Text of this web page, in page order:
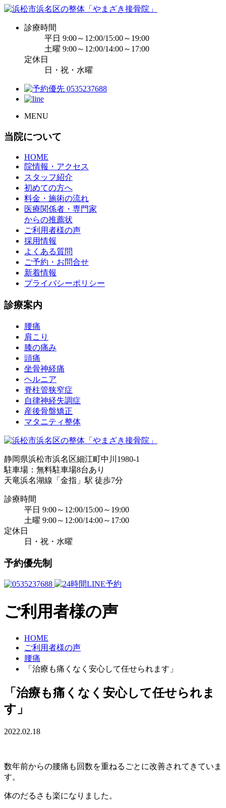
診療時間
平日 9:00～12:00/15:00～19:00
土曜 9:00～12:00/14:00～17:00
定休日
日・祝・水曜
MENU
当院について
HOME
院情報・アクセス
スタッフ紹介
初めての方へ
料金・施術の流れ
医療関係者・専門家
からの推薦状
ご利用者様の声
採用情報
よくある質問
ご予約・お問合せ
新着情報
プライバシーポリシー
診療案内
腰痛
肩こり
膝の痛み
頭痛
坐骨神経痛
ヘルニア
脊柱管狭窄症
自律神経失調症
産後骨盤矯正
マタニティ整体
静岡県浜松市浜名区細江町中川1980-1
駐車場：無料駐車場8台あり
天竜浜名湖線「金指」駅 徒歩7分
診療時間
平日 9:00～12:00/15:00～19:00
土曜 9:00～12:00/14:00～17:00
定休日
日・祝・水曜
予約優先制
ご利用者様の声
HOME
ご利用者様の声
腰痛
「治療も痛くなく安心して任せられます」
「治療も痛くなく安心して任せられま
す」
2022.02.18
数年前からの腰痛も回数を重ねるごとに改善されてきていま
す。
体のだるさも楽になりました。